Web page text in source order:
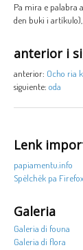
Pa mira e palabra
den buki i
anterior i
anterior: Ocho ria
siguiente: oda
Lenk
papiamentu.info
Spèlchèk pa Firefox
Galeria
Galeria di founa
Galeria di flora